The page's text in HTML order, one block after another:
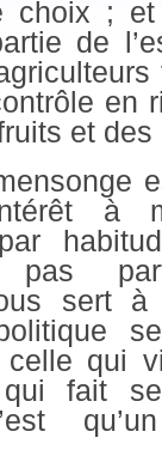
; et
de
en
et des
à
pas
sert à
qui
qui fait se
qu’un